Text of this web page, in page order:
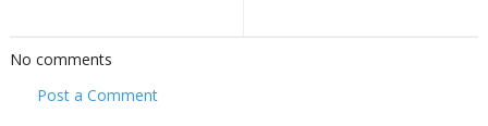
No comments
Post a Comment